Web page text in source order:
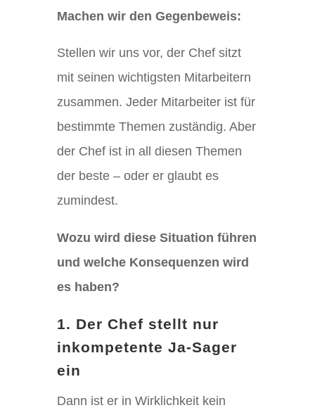
Machen wir den Gegenbeweis:
Stellen wir uns vor, der Chef sitzt
mit seinen wichtigsten Mitarbeitern
zusammen. Jeder Mitarbeiter ist für
bestimmte Themen zuständig. Aber
der Chef ist in all diesen Themen
der beste – oder er glaubt es
zumindest.
Wozu wird diese Situation führen
und welche Konsequenzen wird
es haben?
1. Der Chef stellt nur
inkompetente Ja-Sager
ein
Dann ist er in Wirklichkeit kein